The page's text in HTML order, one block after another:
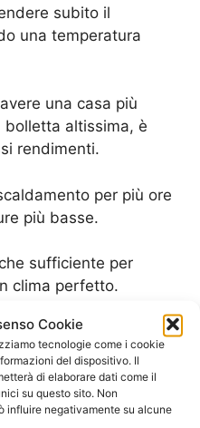
Cookie
tecnologie come i cookie
del dispositivo. Il
di elaborare dati come il
su questo sito. Non
influire negativamente su alcune
subito il
una temperatura
una casa più
bolletta altissima, è
rendimenti.
per più ore
più basse.
sufficiente per
clima perfetto.
caldaia più
della sua